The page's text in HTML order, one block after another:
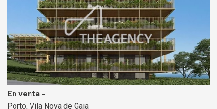
En venta -
Porto, Vila Nova de Gaia